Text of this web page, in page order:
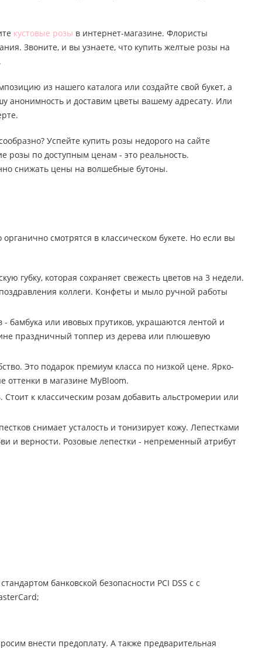
кустовые розы в интернет-магазине. Флористы
Звоните, и вы узнаете, что купить желтые розы на
из нашего каталога или создайте свой букет, а
анонимность и доставим цветы вашему адресату. Или
Успейте купить розы недорого на сайте
розы по доступным ценам - это реальность.
снижать цены на волшебные бутоны.
смотрятся в классическом букете. Но если вы
губку, которая сохраняет свежесть цветов на 3 недели.
коллеги. Конфеты и мыло ручной работы
бамбука или ивовых прутиков, украшаются лентой и
праздничный топпер из дерева или плюшевую
Это подарок премиум класса по низкой цене. Ярко-
в магазине MyBloom.
к классическим розам добавить альстромерии или
снимает усталость и тонизирует кожу. Лепестками
и верности. Розовые лепестки - непременный атрибут
банковской безопасности PCI DSS с с
внести предоплату. А также предварительная